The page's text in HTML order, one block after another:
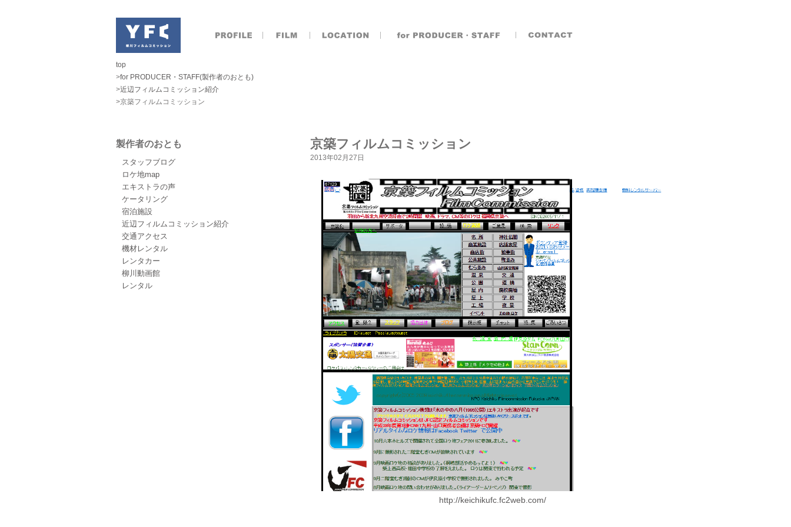
top
>for PRODUCER・STAFF(製作者のおとも)
>近辺フィルムコミッション紹介
>京築フィルムコミッション
製作者のおとも
スタッフブログ
ロケ地map
エキストラの声
ケータリング
宿泊施設
近辺フィルムコミッション紹介
交通アクセス
機材レンタル
レンタカー
柳川動画館
レンタル
京築フィルムコミッション
2013年02月27日
http://keichikufc.fc2web.com/